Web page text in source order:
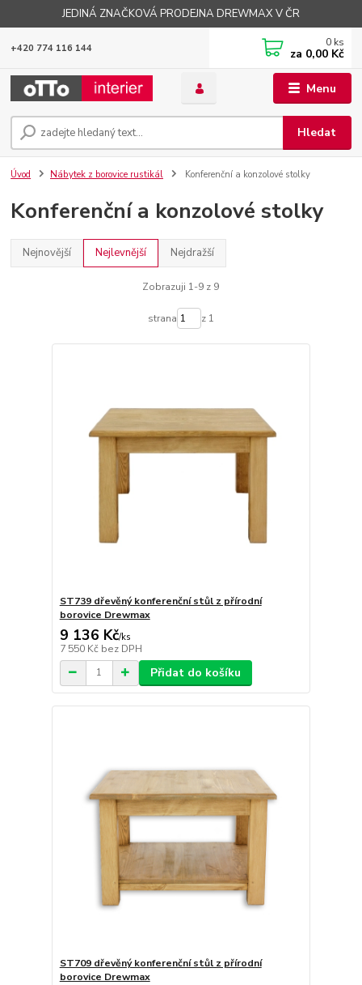
JEDINÁ ZNAČKOVÁ PRODEJNA DREWMAX V ČR
Menu
Hledat
+420 774 116 144 0 ks
za 0,00 Kč
Úvod Nábytek z borovice rustikál Konferenční a konzolové stolky
Konferenční a konzolové stolky
Nejnovější Nejlevnější Nejdražší
Zobrazuji 1-9 z 9
strana z 1
ST739 dřevěný konferenční stůl z přírodní
borovice Drewmax
9 136 Kč/ks
7 550 Kč bez DPH
Přidat do košíku
ST709 dřevěný konferenční stůl z přírodní
borovice Drewmax